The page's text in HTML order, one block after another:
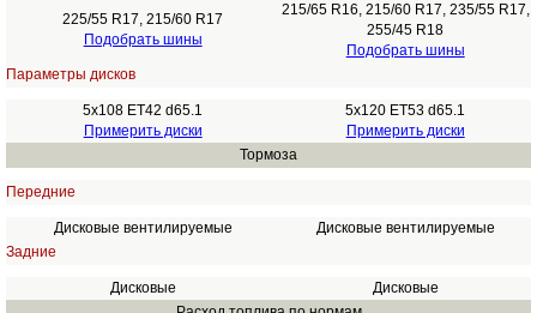
225/55 R17, 215/60 R17
Подобрать шины
215/65 R16, 215/60 R17, 235/55 R17,
255/45 R18
Подобрать шины
Параметры дисков
5x108 ET42 d65.1
Примерить диски
5x120 ET53 d65.1
Примерить диски
Тормоза
Передние
Дисковые вентилируемые
Дисковые вентилируемые
Задние
Дисковые
Дисковые